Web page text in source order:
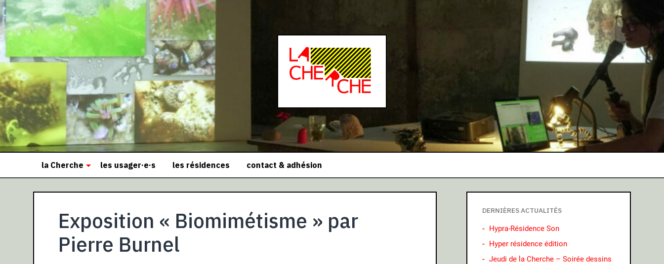
la Cherche les usager·e·s les résidences contact & adhésion
Exposition « Biomimétisme » par
Pierre Burnel
DERNIÈRES ACTUALITÉS
Hypra-Résidence Son
Hyper résidence édition
Jeudi de la Cherche – Soirée dessins